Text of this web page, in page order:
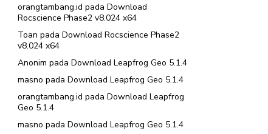
orangtambang.id pada Download
Rocscience Phase2 v8.024 x64
Toan pada Download Rocscience Phase2
v8.024 x64
Anonim pada Download Leapfrog Geo 5.1.4
masno pada Download Leapfrog Geo 5.1.4
orangtambang.id pada Download Leapfrog
Geo 5.1.4
masno pada Download Leapfrog Geo 5.1.4